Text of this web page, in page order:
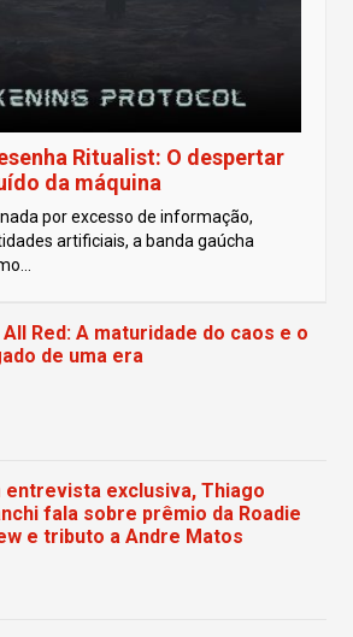
Ritualist: O despertar
da máquina
por excesso de informação,
artificiais, a banda gaúcha
All Red: A maturidade do caos e o
de uma era
entrevista exclusiva, Thiago
fala sobre prêmio da Roadie
e tributo a Andre Matos